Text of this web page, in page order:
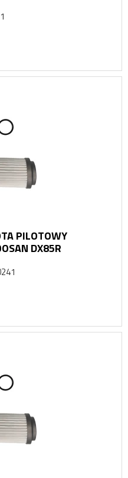
PILOTOWY
DX85R